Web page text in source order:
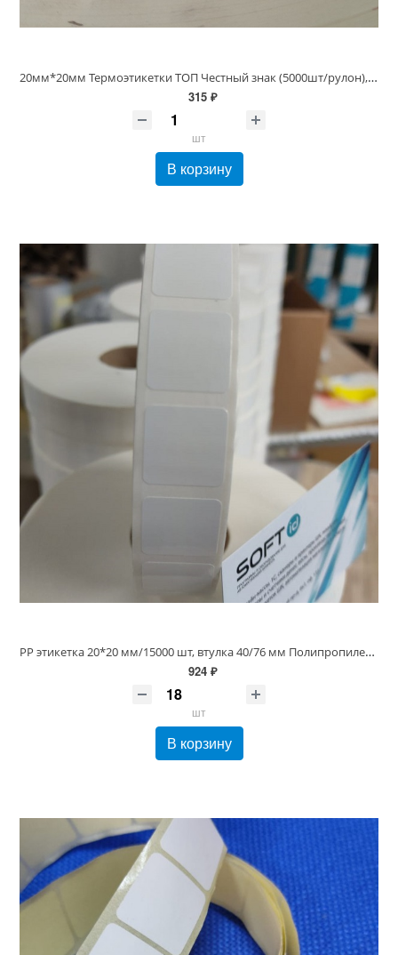
20мм*20мм Термоэтикетки ТОП Честный знак (5000шт/рулон), 20х20/5000 втулка 40/76 мм
315 ₽
шт
В корзину
PP этикетка 20*20 мм/15000 шт, втулка 40/76 мм Полипропилен Белая Глянцевая
924 ₽
шт
В корзину